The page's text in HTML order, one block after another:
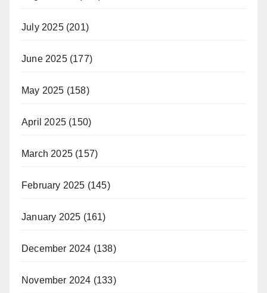
July 2025(201)
June 2025(177)
May 2025 (158)
April 2025 (150)
March 2025 (157)
February 2025 (145)
January 2025 (161)
December 2024 (138)
November 2024 (133)